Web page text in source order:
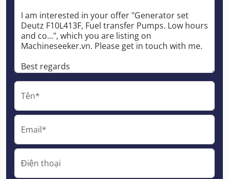
Tên*
Email*
Điện thoại